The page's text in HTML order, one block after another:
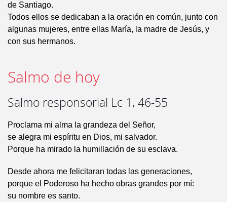
de Santiago.
Todos ellos se dedicaban a la oración en común, junto con
algunas mujeres, entre ellas María, la madre de Jesús, y
con sus hermanos.
Salmo de hoy
Salmo responsorial Lc 1, 46-55
Proclama mi alma la grandeza del Señor,
se alegra mi espíritu en Dios, mi salvador.
Porque ha mirado la humillación de su esclava.
Desde ahora me felicitaran todas las generaciones,
porque el Poderoso ha hecho obras grandes por mí:
su nombre es santo.